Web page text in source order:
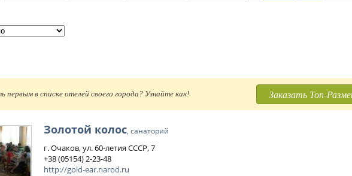
в списке отелей своего города? Узнайте как! Заказать Топ-
Золотой колос, санаторий
г. Очаков, ул. 60-летия СССР, 7
+38 (05154) 2-23-48
http://gold-ear.narod.ru